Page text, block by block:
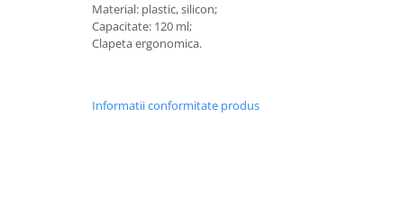
Pompe de san
Incalzitoare si sterilizatoare
Material: plastic, silicon;
Capacitate: 120 ml;
Clapeta ergonomica.
Informatii conformitate produs